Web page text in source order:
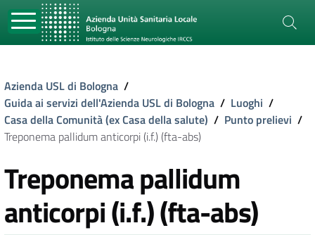
Azienda USL di Bologna /
Guida ai servizi dell'Azienda USL di Bologna / Luoghi /
Casa della Comunità (ex Casa della salute) / Punto prelievi /
Treponema pallidum anticorpi (i.f.) (fta-abs)
Treponema pallidum
anticorpi (i.f.) (fta-abs)